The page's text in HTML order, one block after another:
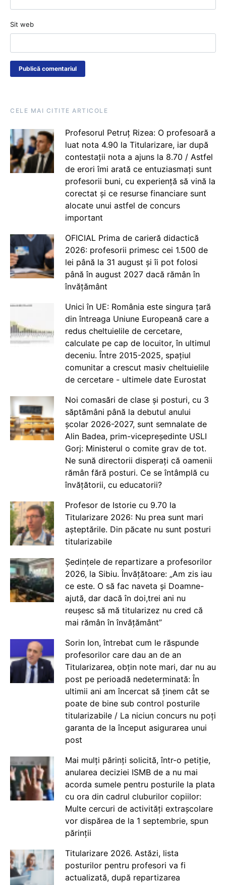
Sit web
CELE MAI CITITE ARTICOLE
Profesorul Petruț Rizea: O profesoară a
luat nota 4.90 la Titularizare, iar după
contestații nota a ajuns la 8.70 / Astfel
de erori îmi arată ce entuziasmați sunt
profesorii buni, cu experiență să vină la
corectat și ce resurse financiare sunt
alocate unui astfel de concurs
important
OFICIAL Prima de carieră didactică
2026: profesorii primesc cei 1.500 de
lei până la 31 august și îi pot folosi
până în august 2027 dacă rămân în
învățământ
Unici în UE: România este singura țară
din întreaga Uniune Europeană care a
redus cheltuielile de cercetare,
calculate pe cap de locuitor, în ultimul
deceniu. Între 2015-2025, spațiul
comunitar a crescut masiv cheltuielile
de cercetare - ultimele date Eurostat
Noi comasări de clase și posturi, cu 3
săptămâni până la debutul anului
școlar 2026-2027, sunt semnalate de
Alin Badea, prim-vicepreședinte USLI
Gorj: Ministerul o comite grav de tot.
Ne sună directorii disperați că oamenii
rămân fără posturi. Ce se întâmplă cu
învățătorii, cu educatorii?
Profesor de Istorie cu 9.70 la
Titularizare 2026: Nu prea sunt mari
așteptările. Din păcate nu sunt posturi
titularizabile
Ședințele de repartizare a profesorilor
2026, la Sibiu. Învățătoare: „Am zis iau
ce este. O să fac naveta și Doamne-
ajută, dar dacă în doi,trei ani nu
reușesc să mă titularizez nu cred că
mai rămân în învățământ”
Sorin Ion, întrebat cum le răspunde
profesorilor care dau an de an
Titularizarea, obțin note mari, dar nu au
post pe perioadă nedeterminată: În
ultimii ani am încercat să ținem cât se
poate de bine sub control posturile
titularizabile / La niciun concurs nu poți
garanta de la început asigurarea unui
post
Mai mulți părinți solicită, într-o petiție,
anularea deciziei ISMB de a nu mai
acorda sumele pentru posturile la plata
cu ora din cadrul cluburilor copiilor:
Multe cercuri de activități extrașcolare
vor dispărea de la 1 septembrie, spun
părinții
Titularizare 2026. Astăzi, lista
posturilor pentru profesori va fi
actualizată, după repartizarea